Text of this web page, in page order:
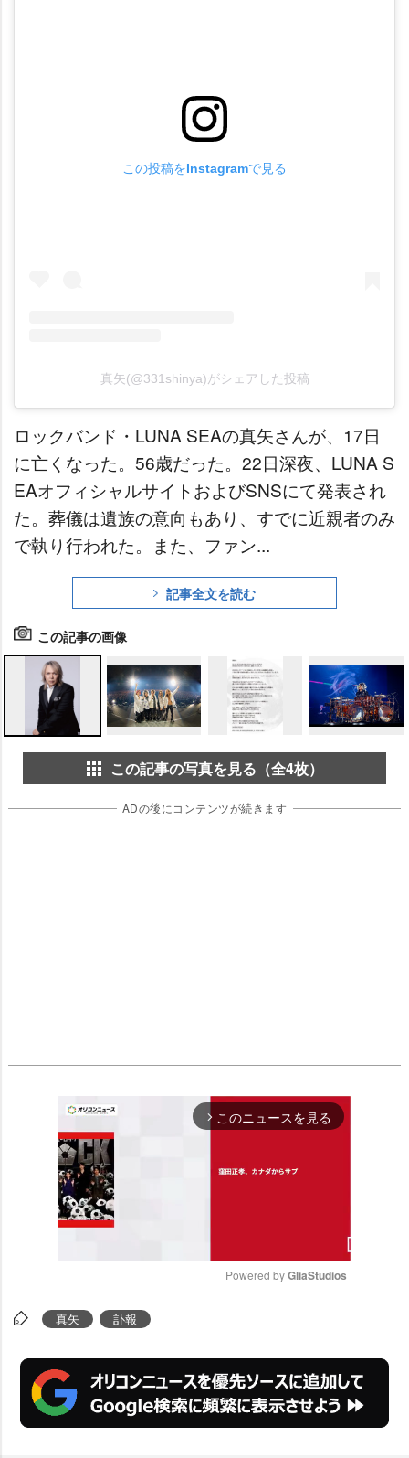
この投稿をInstagramで見る
真矢(@331shinya)がシェアした投稿
ロックバンド・LUNA SEAの真矢さんが、17日
に亡くなった。56歳だった。22日深夜、LUNA S
EAオフィシャルサイトおよびSNSにて発表され
た。葬儀は遺族の意向もあり、すでに近親者のみ
で執り行われた。また、ファン...
記事全文を読む
この記事の画像
この記事の写真を見る（全4枚）
ADの後にコンテンツが続きます
arrow_forward_ios このニュースを見る
Powered by GliaStudios
真矢 訃報